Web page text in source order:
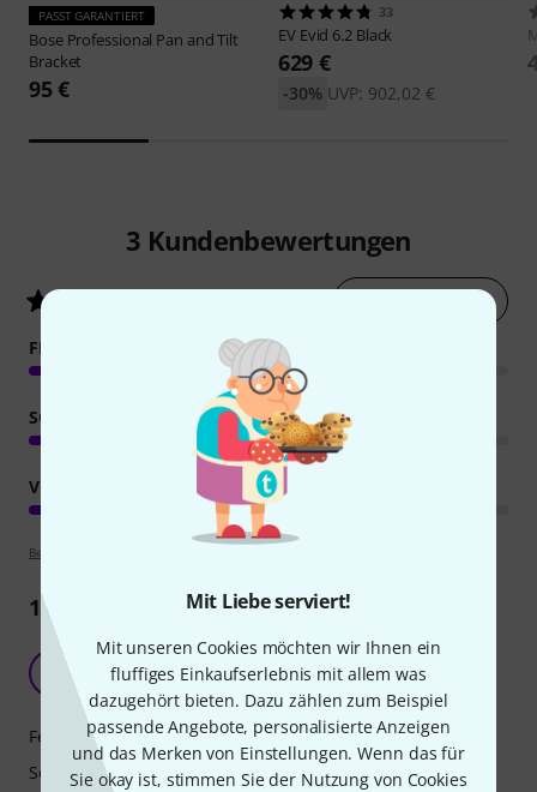
Mit Liebe serviert!
Mit unseren Cookies möchten wir Ihnen ein
fluffiges Einkaufserlebnis mit allem was
dazugehört bieten. Dazu zählen zum Beispiel
passende Angebote, personalisierte Anzeigen
und das Merken von Einstellungen. Wenn das für
Sie okay ist, stimmen Sie der Nutzung von Cookies
PASST GARANTIERT
Bose Professional Pan and Tilt
Bracket
95 €
33
EV Evid 6.2 Black
629 €
UVP: 902,02 €
-30%
3 Kundenbewertungen
Jetzt bewerten
FEATURES
SOUND
VERARBEITUNG
Bewertungsrichtlinien
1Rezension
Alles Top
Soph2662 17.06.2025
Features
Sound